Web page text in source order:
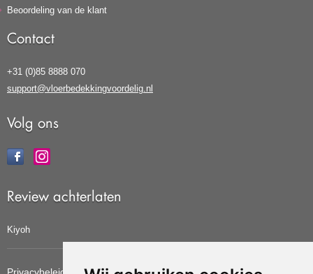
Beoordeling van de klant
Contact
+31 (0)85 8888 070
support@vloerbedekkingvoordelig.nl
Volg ons
Review achterlaten
Kiyoh